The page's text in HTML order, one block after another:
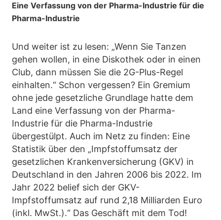
Eine Verfassung von der Pharma-Industrie für die
Pharma-Industrie
Und weiter ist zu lesen: „Wenn Sie Tanzen
gehen wollen, in eine Diskothek oder in einen
Club, dann müssen Sie die 2G-Plus-Regel
einhalten.“ Schon vergessen? Ein Gremium
ohne jede gesetzliche Grundlage hatte dem
Land eine Verfassung von der Pharma-
Industrie für die Pharma-Industrie
übergestülpt. Auch im Netz zu finden: Eine
Statistik über den „Impfstoffumsatz der
gesetzlichen Krankenversicherung (GKV) in
Deutschland in den Jahren 2006 bis 2022. Im
Jahr 2022 belief sich der GKV-
Impfstoffumsatz auf rund 2,18 Milliarden Euro
(inkl. MwSt.).“ Das Geschäft mit dem Tod!